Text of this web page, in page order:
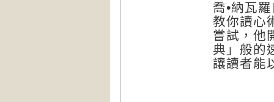
喬•納瓦
教你讀心
嘗試，他
典」般的
讓讀者能